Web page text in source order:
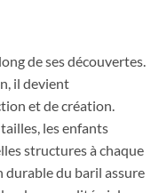
de ses découvertes.
il devient
et de création.
les enfants
structures à chaque
durable du baril assure